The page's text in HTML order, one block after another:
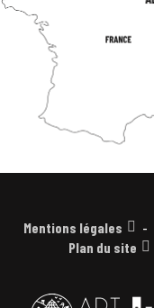
Mentions légales
Plan du site